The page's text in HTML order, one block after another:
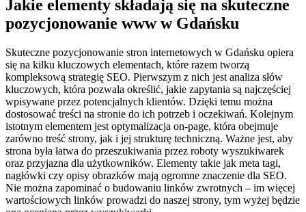
Jakie elementy składają się na skuteczne
pozycjonowanie www w Gdańsku
Skuteczne pozycjonowanie stron internetowych w Gdańsku opiera
się na kilku kluczowych elementach, które razem tworzą
kompleksową strategię SEO. Pierwszym z nich jest analiza słów
kluczowych, która pozwala określić, jakie zapytania są najczęściej
wpisywane przez potencjalnych klientów. Dzięki temu można
dostosować treści na stronie do ich potrzeb i oczekiwań. Kolejnym
istotnym elementem jest optymalizacja on-page, która obejmuje
zarówno treść strony, jak i jej strukturę techniczną. Ważne jest, aby
strona była łatwa do przeszukiwania przez roboty wyszukiwarek
oraz przyjazna dla użytkowników. Elementy takie jak meta tagi,
nagłówki czy opisy obrazków mają ogromne znaczenie dla SEO.
Nie można zapominać o budowaniu linków zwrotnych – im więcej
wartościowych linków prowadzi do naszej strony, tym wyżej będzie